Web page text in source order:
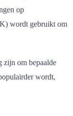
op
wordt gebruikt om
zijn om bepaalde
wordt,